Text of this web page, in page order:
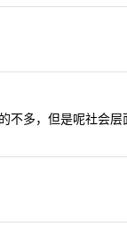
多，但是呢社会层